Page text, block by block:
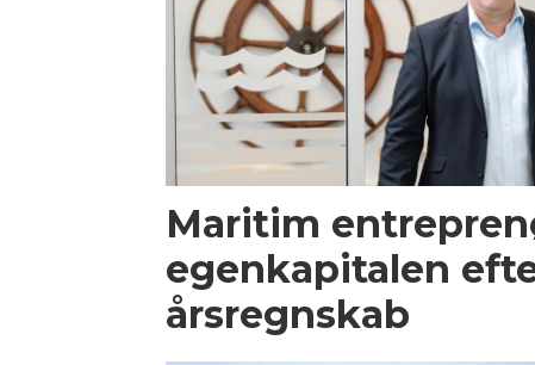
Maritim
egenkapitalen
årsregnskab